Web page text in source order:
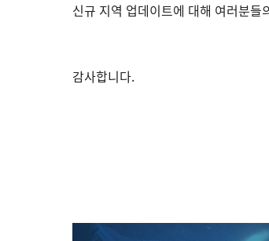
신규 지역 업데이트에 대해 여러분
감사합니다.